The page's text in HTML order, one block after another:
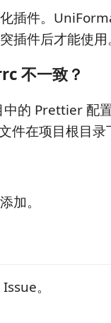
插件。
插件后才能使用
不一致？
的 Prettier 配
件在项目根目录
加。
。